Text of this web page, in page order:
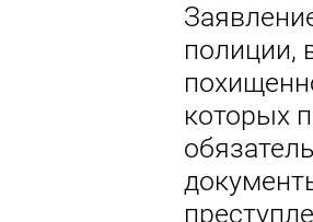
полиции,
которых